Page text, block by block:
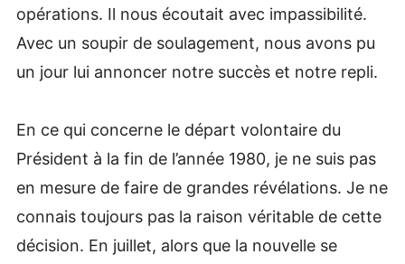
opérations. Il nous écoutait avec impassibilité.
Avec un soupir de soulagement, nous avons pu
un jour lui annoncer notre succès et notre repli.
En ce qui concerne le départ volontaire du
Président à la fin de l’année 1980, je ne suis pas
en mesure de faire de grandes révélations. Je ne
connais toujours pas la raison véritable de cette
décision. En juillet, alors que la nouvelle se